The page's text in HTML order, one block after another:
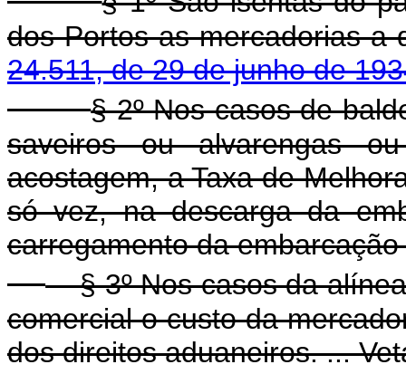
dos Portos as mercadorias
24.511, de 29 de junho de
§ 2º Nos casos de
saveiros ou alvarengas
acostagem, a Taxa de
só vez, na descarga da
carregamento da
§ 3º Nos casos da
comercial o custo da
dos direitos aduaneiros. ...